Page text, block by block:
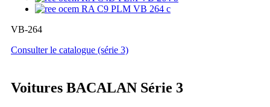
VB-264
Consulter le catalogue (série 3)
Voitures BACALAN Série 3